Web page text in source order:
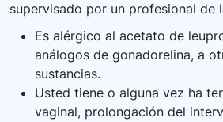
supervisado por un profesional de
Es alérgico al acetato de
análogos de gonadorelina, a
sustancias.
Usted tiene o alguna vez ha
vaginal, prolongación del